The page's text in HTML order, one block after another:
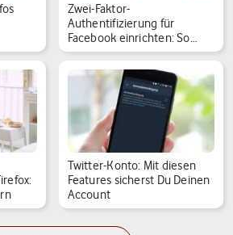
Zwei-Faktor-
Authentifizierung für
Facebook einrichten: So
geht es
Twitter-Konto: Mit diesen
Features sicherst Du Deinen
Account